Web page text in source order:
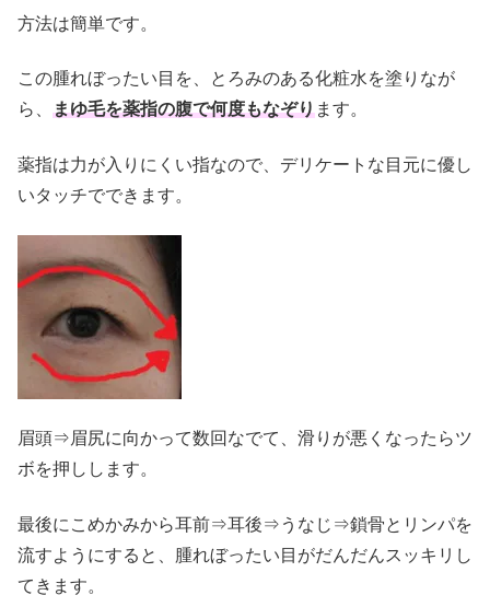
方法は簡単です。
この腫れぼったい目を、とろみのある化粧水を塗りなが
ら、 まゆ毛を薬指の腹で何度もなぞります。
薬指は力が入りにくい指なので、デリケートな目元に優し
いタッチでできます。
眉頭⇒眉尻に向かって数回なでて、滑りが悪くなったらツ
ボを押しします。
最後にこめかみから耳前⇒耳後⇒うなじ⇒鎖骨とリンパを
流すようにすると、腫れぼったい目がだんだんスッキリし
てきます。